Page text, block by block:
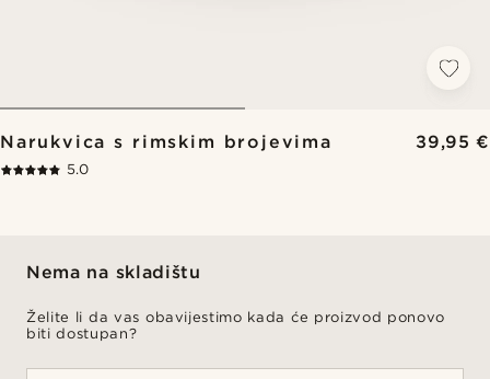
Narukvica s rimskim brojevima 39,95 €
5.0
Nema na skladištu
Želite li da vas obavijestimo kada će proizvod ponovo
biti dostupan?